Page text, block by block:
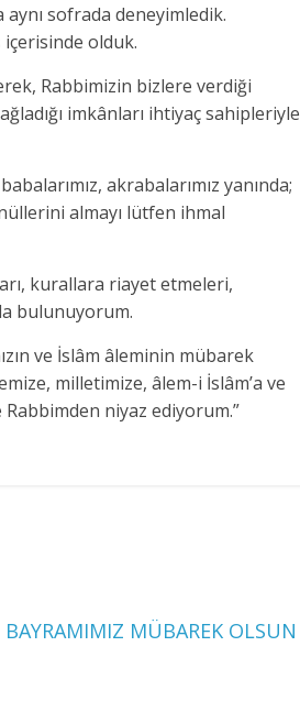
aynı sofrada deneyimledik.
içerisinde olduk.
Rabbimizin bizlere verdiği
imkânları ihtiyaç sahipleriyle
akrabalarımız yanında;
almayı lütfen ihmal
kurallara riayet etmeleri,
bulunuyorum.
ve İslâm âleminin mübarek
milletimize, âlem-i İslâm’a ve
niyaz ediyorum.”
MÜBAREK OLSUN